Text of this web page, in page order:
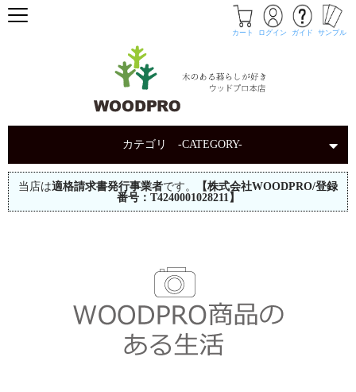
カート ログイン ガイド サンプル
カテゴリ -CATEGORY-
当店は適格請求書発行事業者です。
【株式会社WOODPRO/登録
番号：T4240001028211】